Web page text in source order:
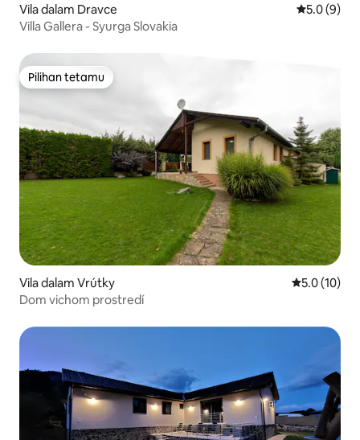
Vila dalam Dravce Penarafan
5.0 (9)
Villa Gallera - Syurga Slovakia
Pilihan tetamu
Pilihan tetamu
Vila dalam Vrútky Penarafan
5.0 (10)
Dom vichom prostredí